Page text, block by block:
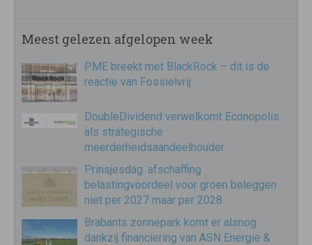
Meest gelezen afgelopen week
PME breekt met BlackRock – dit is de
reactie van Fossielvrij
DoubleDividend verwelkomt Econopolis
als strategische
meerderheidsaandeelhouder
Prinsjesdag: afschaffing
belastingvoordeel voor groen beleggen
niet per 2027 maar per 2028
Brabants zonnepark komt er alsnog
dankzij financiering van ASN Energie &